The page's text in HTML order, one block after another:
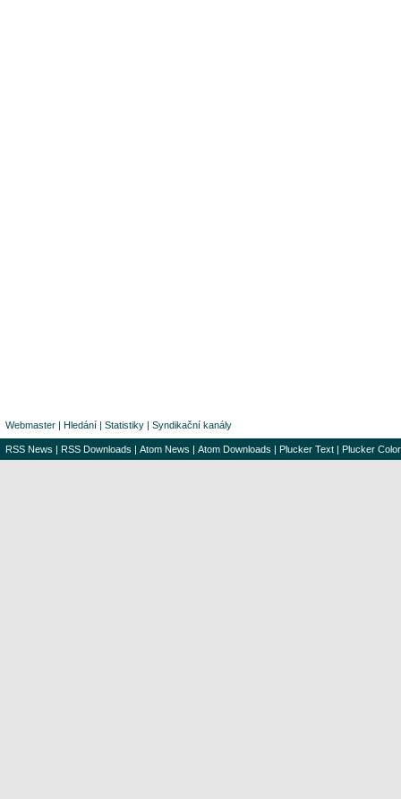
Webmaster | Hledání | Statistiky | Syndikační kanály
RSS News | RSS Downloads | Atom News | Atom Downloads | Plucker Text | Plucker Color